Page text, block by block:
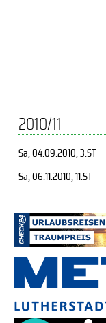
2010/11
Sa, 04.09.2010, 3.ST
Sa, 06.11.2010, 11.ST